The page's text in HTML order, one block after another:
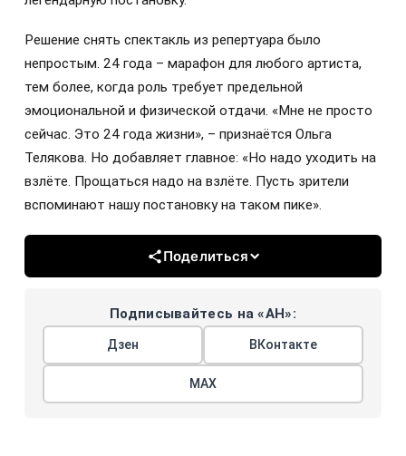
Решение снять спектакль из репертуара было
непростым. 24 года – марафон для любого артиста,
тем более, когда роль требует предельной
эмоциональной и физической отдачи. «Мне не просто
сейчас. Это 24 года жизни», – признаётся Ольга
Телякова. Но добавляет главное: «Но надо уходить на
взлёте. Прощаться надо на взлёте. Пусть зрители
вспоминают нашу постановку на таком пике».
Поделиться
Подписывайтесь на «АН»:
Дзен ВКонтакте
МАХ